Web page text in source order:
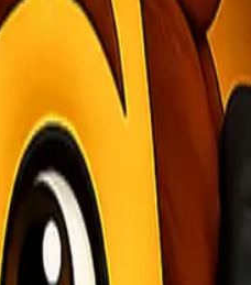
bersamaLionel Express
.
kecepatan maupun
ke wilayah ini semakin
layanan yang cepat, stabil,
utama yang membuat